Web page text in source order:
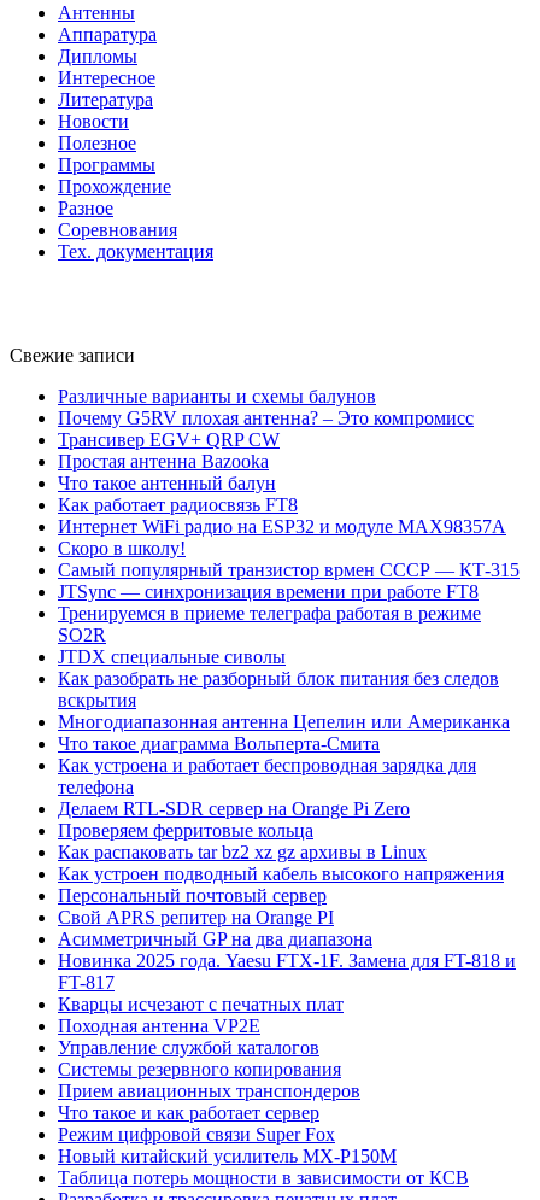
Антенны
Аппаратура
Дипломы
Интересное
Литература
Новости
Полезное
Программы
Прохождение
Разное
Соревнования
Тех. документация
Свежие записи
Различные варианты и схемы балунов
Почему G5RV плохая антенна? – Это компромисс
Трансивер EGV+ QRP CW
Простая антенна Bazooka
Что такое антенный балун
Как работает радиосвязь FT8
Интернет WiFi радио на ESP32 и модуле MAX98357A
Скоро в школу!
Самый популярный транзистор врмен СССР — КТ-315
JTSync — синхронизация времени при работе FT8
Тренируемся в приеме телеграфа работая в режиме
SO2R
JTDX специальные сиволы
Как разобрать не разборный блок питания без следов
вскрытия
Многодиапазонная антенна Цепелин или Американка
Что такое диаграмма Вольперта-Смита
Как устроена и работает беспроводная зарядка для
телефона
Делаем RTL-SDR сервер на Orange Pi Zero
Проверяем ферритовые кольца
Как распаковать tar bz2 xz gz архивы в Linux
Как устроен подводный кабель высокого напряжения
Персональный почтовый сервер
Свой APRS репитер на Orange PI
Асимметричный GP на два диапазона
Новинка 2025 года. Yaesu FTX-1F. Замена для FT-818 и
FT-817
Кварцы исчезают с печатных плат
Походная антенна VP2E
Управление службой каталогов
Системы резервного копирования
Прием авиационных транспондеров
Что такое и как работает сервер
Режим цифровой связи Super Fox
Новый китайский усилитель MX-P150M
Таблица потерь мощности в зависимости от КСВ